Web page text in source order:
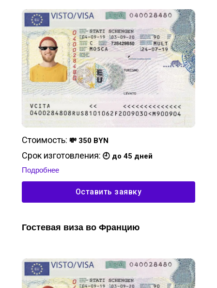
Стоимость: 💸 350 BYN
Срок изготовления: 🕘 до 45 дней
Подробнее
Оставить заявку
Гостевая виза во Францию